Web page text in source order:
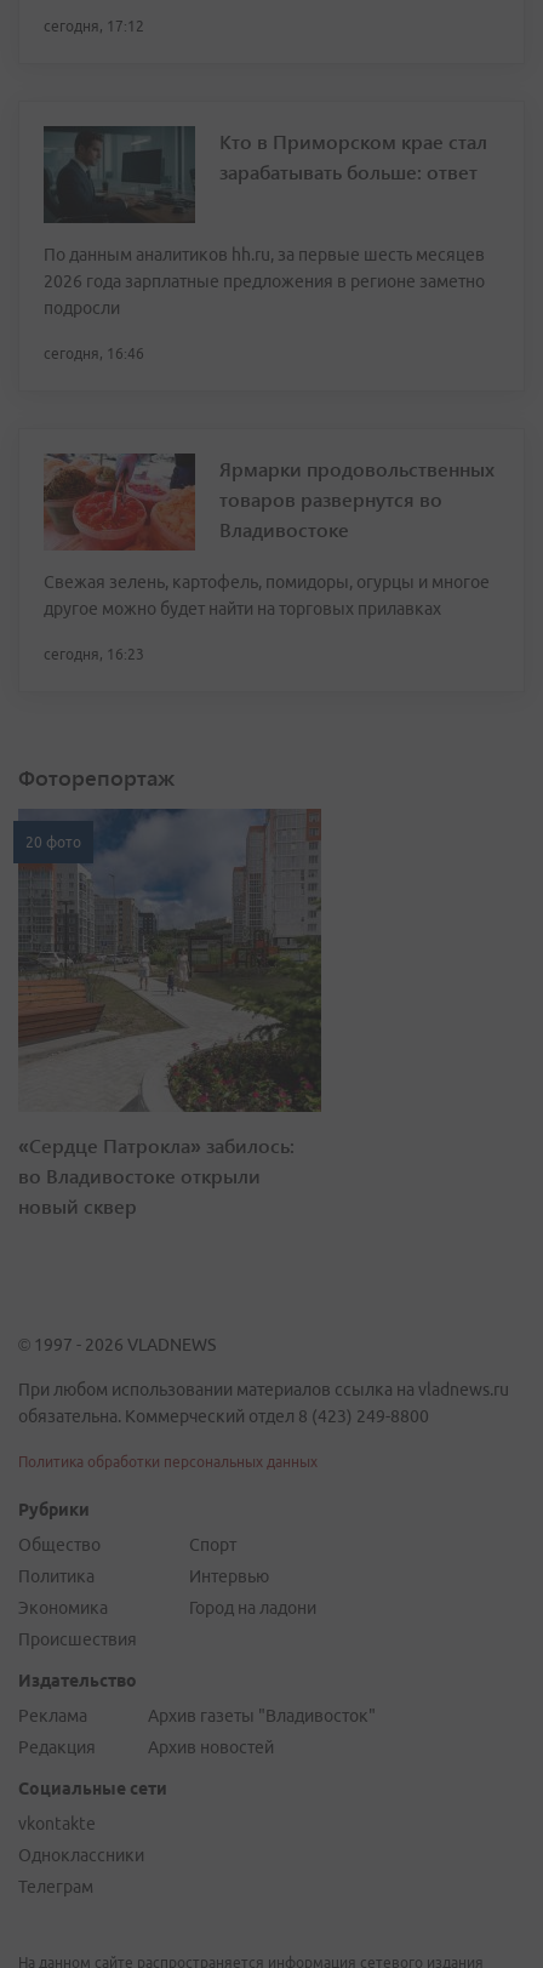
сегодня, 17:12
Кто в Приморском крае стал
зарабатывать больше: ответ
По данным аналитиков hh.ru, за первые шесть месяцев
2026 года зарплатные предложения в регионе заметно
подросли
сегодня, 16:46
Ярмарки продовольственных
товаров развернутся во
Владивостоке
Свежая зелень, картофель, помидоры, огурцы и многое
другое можно будет найти на торговых прилавках
сегодня, 16:23
Фоторепортаж
20 фото
«Сердце Патрокла» забилось:
во Владивостоке открыли
новый сквер
© 1997 - 2026 VLADNEWS
При любом использовании материалов ссылка на vladnews.ru
обязательна. Коммерческий отдел 8 (423) 249-8800
Политика обработки персональных данных
Рубрики
Общество
Политика
Экономика
Происшествия
Спорт
Интервью
Город на ладони
Издательство
Реклама
Редакция
Архив газеты "Владивосток"
Архив новостей
Социальные сети
vkontakte
Одноклассники
Телеграм
На данном сайте распространяется информация сетевого издания